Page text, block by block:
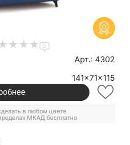
0
Арт.: 4302
141x71x115
в любом цвете
МКАД бесплатно